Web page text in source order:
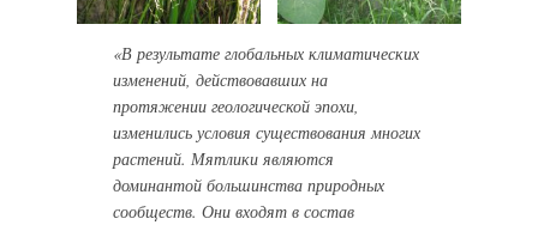
«В результате глобальных климатических
изменений, действовавших на
протяжении геологической эпохи,
изменились условия существования многих
растений. Мятлики являются
доминантой большинства природных
сообществ. Они входят в состав